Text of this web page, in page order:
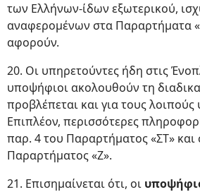
των Ελλήνων-ίδων εξωτερικού,
αναφερομένων στα Παραρτήματα
αφορούν.
20. Οι υπηρετούντες ήδη στις
υποψήφιοι ακολουθούν τη
προβλέπεται και για τους
Επιπλέον, περισσότερες
παρ. 4 του Παραρτήματος «ΣΤ» και
Παραρτήματος «Ζ».
21. Επισημαίνεται ότι, οι